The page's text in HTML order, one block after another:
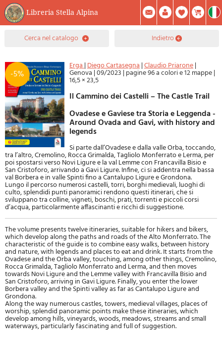
Libreria Stella Alpina
0 Prodotto(i) Attualmente Nel Carrello Riepilogo
Facebook
Registrati Mod. Password
cerca nel catalogo indietro
-5%
Erga|Diego Cartasegna|Claudio Priarone|
Genova |09/2023 | pagine 96 a colori e 12 mappe|
16,5 × 23,5
Il Cammino dei Castelli – The Castle Trail
Ovadese e Gaviese tra Storia e Leggenda -
Around Ovada and Gavi, with history and
legends
Si parte dall’Ovadese e dalla valle Orba, toccando,
tra l’altro, Cremolino, Rocca Grimalda, Tagliolo Monferrato e Lerma, per
poi spostarsi verso Novi Ligure e la val Lemme con Francavilla Bisio e
San Cristoforo, arrivando a Gavi Ligure. Infine, ci si addentra nella bassa
val Borbera e in valle Spinti fino a Cantalupo Ligure e Grondona.
Lungo il percorso numerosi castelli, torri, borghi medievali, luoghi di
culto, splendidi punti panoramici rendono questi itinerari, che si
sviluppano tra colline, vigneti, boschi, prati, torrenti e piccoli corsi
d’acqua, particolar­mente affascinanti e ricchi di suggestione.
The volume presents twelve itineraries, suitable for hikers and bikers,
which develop along the paths and roads of the Alto Monferrato. The
characteristic of the guide is to combine easy walks, between history
and nature, with legends and places to eat and drink. It starts from the
Ovadese and the Orba valley, touching, among other things, Cremolino,
Rocca Grimalda, Tagliolo Monferrato and Lerma, and then moves
towards Novi Ligure and the Lemme valley with Francavilla Bisio and
San Cristoforo, arriving in Gavi Ligure. Finally, you enter the lower
Borbera valley and the Spinti valley as far as Cantalupo Ligure and
Grondona.
Along the way numerous castles, towers, medieval villages, places of
worship, splendid panoramic points make these itineraries, which
develop among hills, vineyards, woods, meadows, streams and small
waterways, particularly fascinating and full of suggestion.